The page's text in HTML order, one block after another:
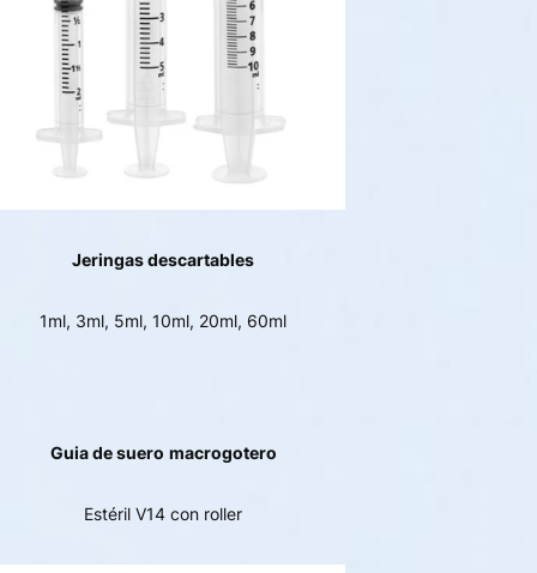
Jeringas descartables
1ml, 3ml, 5ml, 10ml, 20ml, 60ml
Guia de suero macrogotero
Estéril V14 con roller